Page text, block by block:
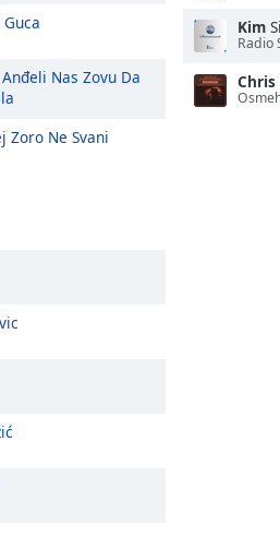
Guca
Anđeli Nas Zovu Da
Zoro Ne Svani
Kim
Radio
Chris